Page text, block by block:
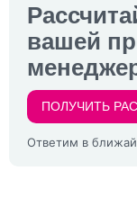
вашей
ПОЛУЧИТЬ
Ответим в